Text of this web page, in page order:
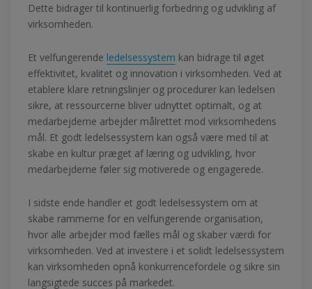
Dette bidrager til kontinuerlig forbedring og udvikling af
virksomheden.
Et velfungerende ledelsessystem kan bidrage til øget
effektivitet, kvalitet og innovation i virksomheden. Ved at
etablere klare retningslinjer og procedurer kan ledelsen
sikre, at ressourcerne bliver udnyttet optimalt, og at
medarbejderne arbejder målrettet mod virksomhedens
mål. Et godt ledelsessystem kan også være med til at
skabe en kultur præget af læring og udvikling, hvor
medarbejderne føler sig motiverede og engagerede.
I sidste ende handler et godt ledelsessystem om at
skabe rammerne for en velfungerende organisation,
hvor alle arbejder mod fælles mål og skaber værdi for
virksomheden. Ved at investere i et solidt ledelsessystem
kan virksomheden opnå konkurrencefordele og sikre sin
langsigtede succes på markedet.